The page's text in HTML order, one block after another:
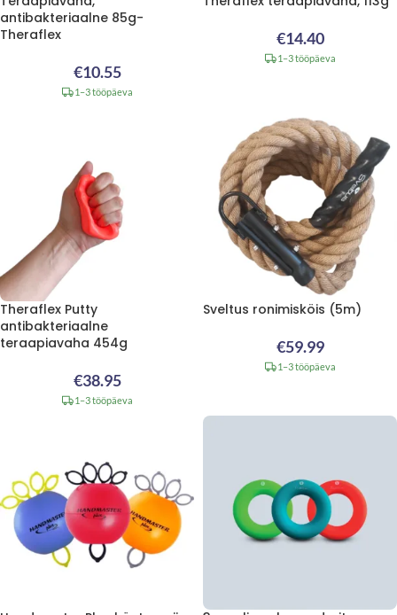
antibakteriaalne 85g-
Theraflex
€10.55
1–3 tööpäeva
€14.40
1–3 tööpäeva
Theraflex Putty
antibakteriaalne
teraapiavaha 454g
€38.95
1–3 tööpäeva
Sveltus ronimisköis (5m)
€59.99
1–3 tööpäeva